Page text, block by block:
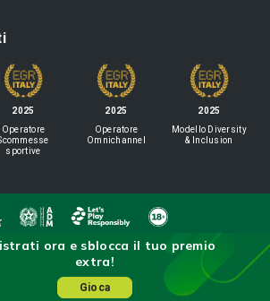
ora e sblocca il tuo premio
extra!
Gioca
2025
Operatore
sportive
2025
Operatore
Omnichannel
2025
Modello Diversity
& Inclusion
È VIETATO AI MINORI
CAUSARE DIPENDENZA PATOLOGICA
Bassi 6, 20159 Milano - P.I. 02433760135 - Conc.
GAD: 16020